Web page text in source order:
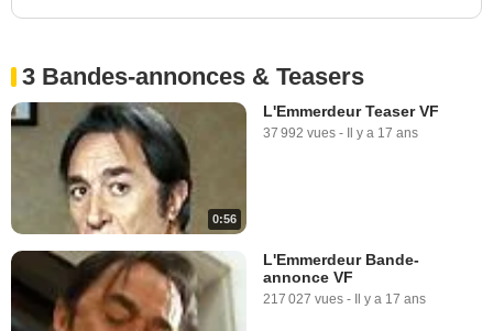
3 Bandes-annonces & Teasers
0:56
L'Emmerdeur Teaser VF
37 992 vues - Il y a 17 ans
L'Emmerdeur Bande-
annonce VF
217 027 vues - Il y a 17 ans